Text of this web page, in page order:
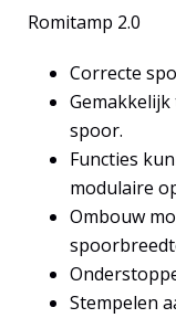
Romitamp 2.0
Correcte
spoor.
Functies
modulaire
Ombouw
Stempelen